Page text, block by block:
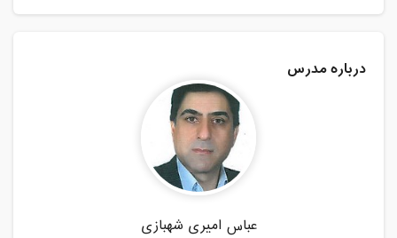
درباره مدرس
عباس امیری شهبازی